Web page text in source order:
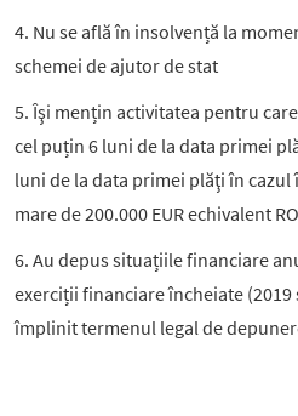
4. Nu se află în insolvență la
schemei de ajutor de stat
5. Îşi mențin activitatea pentru
cel puțin 6 luni de la data primei
luni de la data primei plăţi în cazul
mare de 200.000 EUR echivalent
6. Au depus situațiile financiare
exerciții financiare încheiate (2019
împlinit termenul legal de